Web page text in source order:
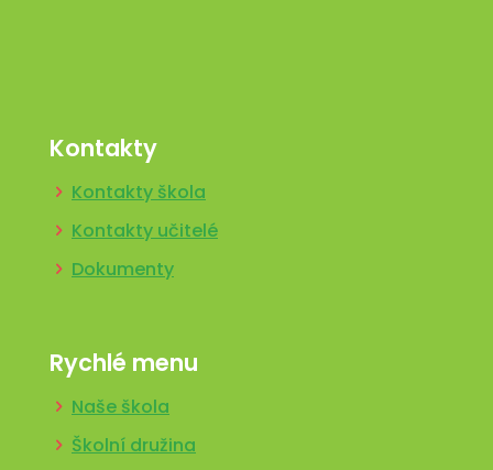
Kontakty
Kontakty škola
Kontakty učitelé
Dokumenty
Rychlé menu
Naše škola
Školní družina